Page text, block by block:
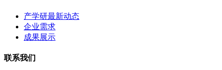
产学研最新动态
企业需求
成果展示
联系我们